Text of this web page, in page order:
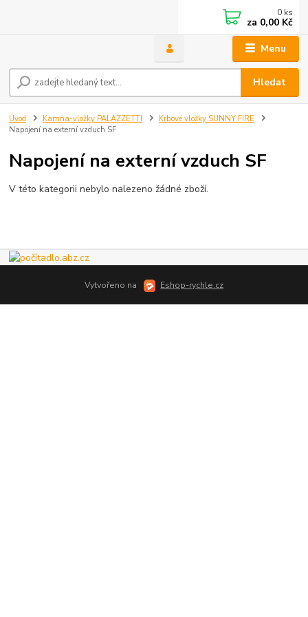
Menu
Hledat
0 ks
za 0,00 Kč
Úvod Kamna-vložky PALAZZETTI
Krbové vložky SUNNY FIRE
Napojení na externí vzduch SF
Napojení na externí vzduch SF
V této kategorii nebylo nalezeno žádné zboží.
Vytvořeno na Eshop-rychle.cz